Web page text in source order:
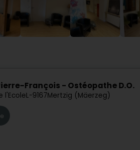
François - Ostéopathe D.O.
l'EcoleL-9167Mertzig (Mäerzeg)